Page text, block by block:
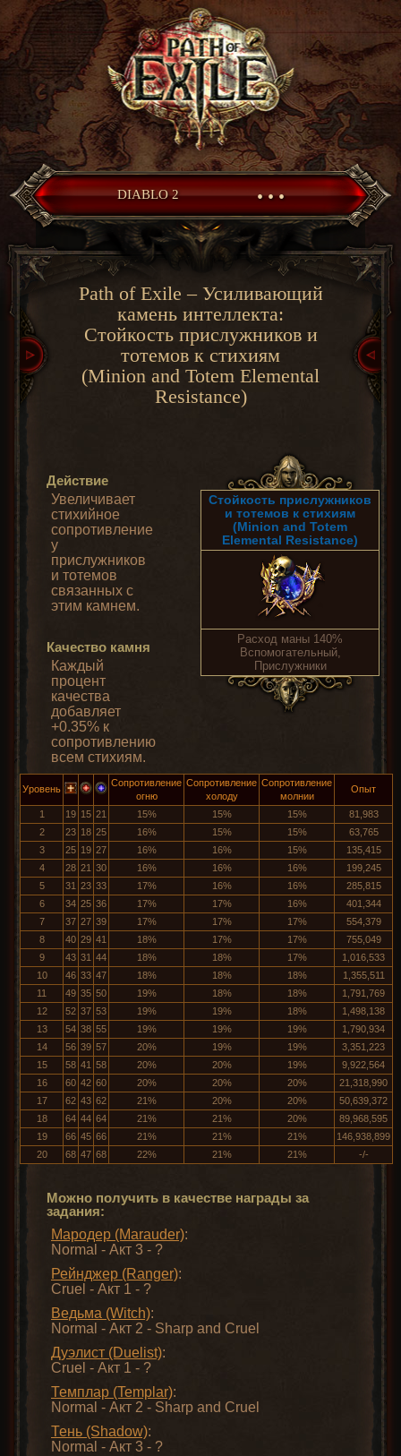
DIABLO 2 • • •
Path of Exile – Усиливающий
камень интеллекта:
Стойкость прислужников и
тотемов к стихиям
(Minion and Totem Elemental
Resistance)
Действие
Увеличивает
стихийное
сопротивление
у
прислужников
и тотемов
связанных с
этим камнем.
Качество камня
Каждый
процент
качества
добавляет
+0.35% к
сопротивлению
всем стихиям.
Стойкость прислужников
и тотемов к стихиям
(Minion and Totem
Elemental Resistance)
Расход маны 140%
Вспомогательный,
Прислужники
Уровень
Сопротивление
огню
Сопротивление
холоду
Сопротивление
молнии
Опыт
1 19 15 21 15% 15% 15%
81,983
2
23 18 25 16% 15% 15%
63,765
3
25 19 27 16% 16% 15%
135,415
4
28 21 30 16% 16% 16%
199,245
5
31 23 33 17% 16% 16%
285,815
6
34 25 36 17% 17% 16%
401,344
7
37 27 39 17% 17% 17%
554,379
8
40 29 41 18% 17% 17%
755,049
9
43 31 44 18% 18% 17%
1,016,533
10
46 33 47 18% 18% 18%
1,355,511
11
49 35 50 19% 18% 18%
1,791,769
12
52 37 53 19% 19% 18%
1,498,138
13
54 38 55 19% 19% 19%
1,790,934
14
56 39 57 20% 19% 19%
3,351,223
15
58 41 58 20% 20% 19%
9,922,564
16
60 42 60 20% 20% 20%
21,318,990
17
62 43 62 21% 20% 20%
50,639,372
18
64 44 64 21% 21% 20%
89,968,595
19
66 45 66 21% 21% 21%
146,938,899
20
68 47 68 22% 21% 21% -/-
Можно получить в качестве награды за
задания:
Мародер (Marauder):
Normal - Акт 3 - ?
Рейнджер (Ranger):
Cruel - Акт 1 - ?
Ведьма (Witch):
Normal - Акт 2 - Sharp and Cruel
Дуэлист (Duelist):
Cruel - Акт 1 - ?
Темплар (Templar):
Normal - Акт 2 - Sharp and Cruel
Тень (Shadow):
Normal - Акт 3 - ?